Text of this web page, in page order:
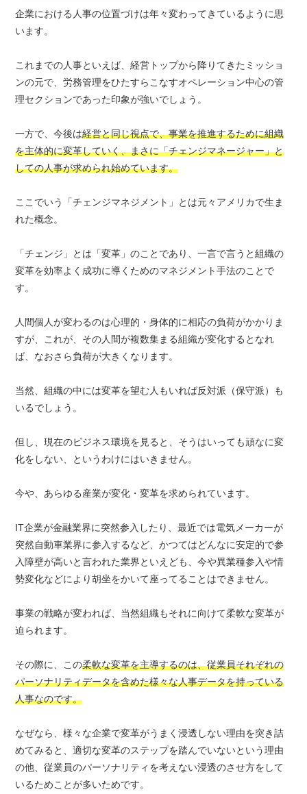
企業における人事の位置づけは年々変わってきているように思
います。
これまでの人事といえば、経営トップから降りてきたミッショ
ンの元で、労務管理をひたすらこなすオペレーション中心の管
理セクションであった印象が強いでしょう。
一方で、今後は経営と同じ視点で、事業を推進するために組織
を主体的に変革していく、まさに「チェンジマネージャー」と
しての人事が求められ始めています。
ここでいう「チェンジマネジメント」とは元々アメリカで生ま
れた概念。
「チェンジ」とは「変革」のことであり、一言で言うと組織の
変革を効率よく成功に導くためのマネジメント手法のことで
す。
人間個人が変わるのは心理的・身体的に相応の負荷がかかりま
すが、これが、その人間が複数集まる組織が変化するとなれ
ば、なおさら負荷が大きくなります。
当然、組織の中には変革を望む人もいれば反対派（保守派）も
いるでしょう。
但し、現在のビジネス環境を見ると、そうはいっても頑なに変
化をしない、というわけにはいきません。
今や、あらゆる産業が変化・変革を求められています。
IT企業が金融業界に突然参入したり、最近では電気メーカーが
突然自動車業界に参入するなど、かつてはどんなに安定的で参
入障壁が高いと言われた業界といえども、今や異業種参入や情
勢変化などにより胡坐をかいて座ってることはできません。
事業の戦略が変われば、当然組織もそれに向けて柔軟な変革が
迫られます。
その際に、この柔軟な変革を主導するのは、従業員それぞれの
パーソナリティデータを含めた様々な人事データを持っている
人事なのです。
なぜなら、様々な企業で変革がうまく浸透しない理由を突き詰
めてみると、適切な変革のステップを踏んでいないという理由
の他、従業員のパーソナリティを考えない浸透のさせ方をして
いるためことが多いためです。